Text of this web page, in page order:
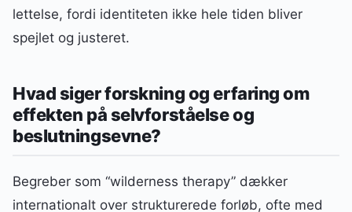
lettelse, fordi identiteten ikke hele tiden bliver
spejlet og justeret.
Hvad siger forskning og erfaring om
effekten på selvforståelse og
beslutningsevne?
Begreber som “wilderness therapy” dækker
internationalt over strukturerede forløb, ofte med